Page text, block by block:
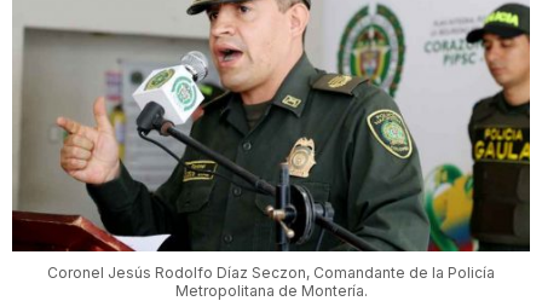
Coronel Jesús Rodolfo Díaz Seczon, Comandante de la Policía
Metropolitana de Montería.